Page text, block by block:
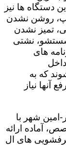
دستگاه ها نیز
روشن نشدن
تمیز نشدن
نشتی
های
که به
نیاز
امین شهر با
آماده ارائه
های ال